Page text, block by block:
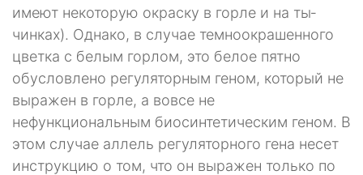
имеют некоторую окраску в горле и на ты­
чинках). Однако, в случае темноокрашенного
цветка с белым горлом, это белое пятно
обусловлено регуляторным геном, который не
выражен в горле, а вовсе не
нефункциональным биосинтетическим геном. В
этом случае аллель регуляторного гена несет
инструкцию о том, что он выра­жен только по